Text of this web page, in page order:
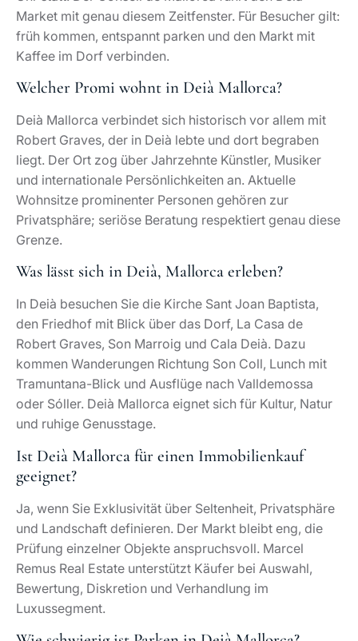
In Deià besuchen Sie die Kirche Sant Joan Baptista,
den Friedhof mit Blick über das Dorf, La Casa de
kommen Wanderungen Richtung Son Coll, Lunch mit
oder Sóller. Deià Mallorca eignet sich für Kultur, Natur
und ruhige Genusstage.
Ist Deià Mallorca für einen Immobilienkauf
geeignet?
Ja, wenn Sie Exklusivität über Seltenheit, Privatsphäre
Prüfung einzelner Objekte anspruchsvoll. Marcel
Bewertung, Diskretion und Verhandlung im
Luxussegment.
Wie schwierig ist Parken in Deià Mallorca?
Parken in Deià Mallorca verlangt Planung. Offizielle
Parkflächen füllen sich in der Saison früh, besonders
morgens an, vermeiden Sie Randstreifen und fragen
Sie bei Restaurantreservierungen nach Stellplätzen.